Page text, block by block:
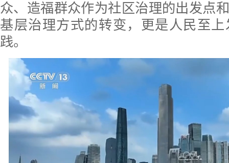
众、造福群众作为社区治理的出发点
基层治理方式的转变，更是人民至
践。